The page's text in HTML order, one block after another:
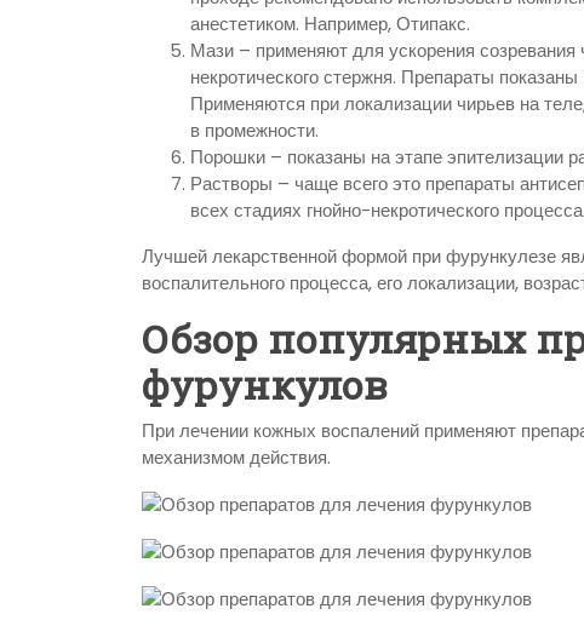
анестетиком. Например, Отипакс.
Мази – применяют для ускорения
некротического стержня. Препараты
Применяются при локализации чирьев на
в промежности.
Порошки – показаны на этапе эпителизации
Растворы – чаще всего это препараты
всех стадиях гнойно-некротического процесса.
Лучшей лекарственной формой при фурункулезе
воспалительного процесса, его локализации,
Обзор популярных
фурункулов
При лечении кожных воспалений применяют
механизмом действия.